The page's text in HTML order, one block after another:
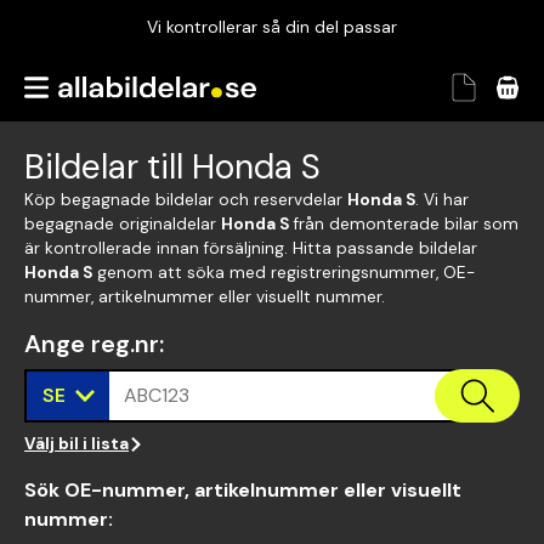
Vi kontrollerar så din del passar
Garanterad passform
Bildelar till Honda S
Köp begagnade bildelar och reservdelar Honda S. Vi har
begagnade originaldelar Honda Sfrån demonterade bilar som
är kontrollerade innan försäljning. Hitta passande bildelar
Honda S genom att söka med registreringsnummer, OE-
nummer, artikelnummer eller visuellt nummer.
Ange reg.nr:
SE ABC123
Välj bil i lista
Sök OE-nummer, artikelnummer eller visuellt
nummer: